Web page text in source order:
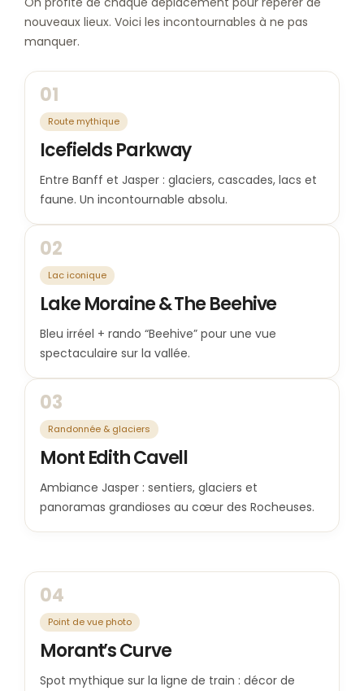
nouveaux lieux. Voici les incontournables à ne pas
manquer.
01
Route mythique
Icefields Parkway
Entre Banff et Jasper : glaciers, cascades, lacs et
faune. Un incontournable absolu.
02
Lac iconique
Lake Moraine & The Beehive
Bleu irréel + rando “Beehive” pour une vue
spectaculaire sur la vallée.
03
Randonnée & glaciers
Mont Edith Cavell
Ambiance Jasper : sentiers, glaciers et
panoramas grandioses au cœur des Rocheuses.
04
Point de vue photo
Morant’s Curve
Spot mythique sur la ligne de train : décor de